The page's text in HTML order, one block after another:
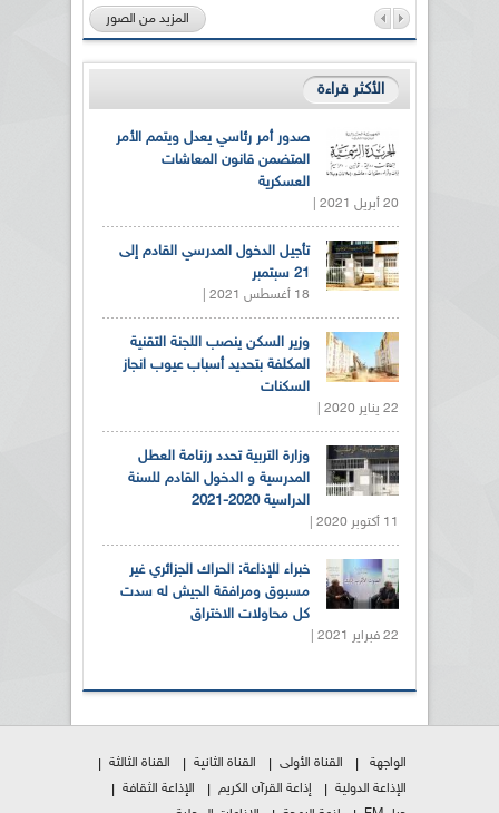
المزيد من الصور
الأكثر قراءة
صدور أمر رئاسي يعدل ويتمم الأمر
المتضمن قانون المعاشات
العسكرية
20 أبريل 2021 |
تأجيل الدخول المدرسي القادم إلى
21 سبتمبر
18 أغسطس 2021 |
وزير السكن ينصب اللجنة التقنية
المكلفة بتحديد أسباب عيوب انجاز
السكنات
22 يناير 2020 |
وزارة التربية تحدد رزنامة العطل
المدرسية و الدخول القادم للسنة
الدراسية 2020-2021
11 أكتوبر 2020 |
خبراء للإذاعة: الحراك الجزائري غير
مسبوق ومرافقة الجيش له سدت
كل محاولات الاختراق
22 فبراير 2021 |
الواجهة القناة الأولى القناة الثانية
القناة الثالثة
الإذاعة الدولية
إذاعة القرآن الكريم
الإذاعة الثقافة